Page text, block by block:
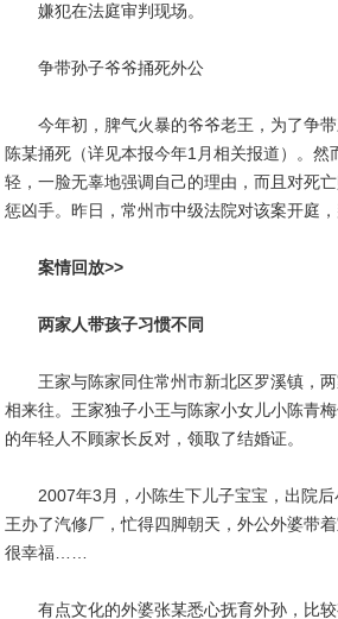
嫌犯在法庭审判现场。
争带孙子爷爷捅死外公
今年初，脾气火暴的爷爷老王，为了争带
陈某捅死（详见本报今年1月相关报道）。
轻，一脸无辜地强调自己的理由，而且对死
惩凶手。昨日，常州市中级法院对该案开庭
案情回放>>
两家人带孩子习惯不同
王家与陈家同住常州市新北区罗溪镇，两
相来往。王家独子小王与陈家小女儿小陈青
的年轻人不顾家长反对，领取了结婚证。
2007年3月，小陈生下儿子宝宝，出院后
王办了汽修厂，忙得四脚朝天，外公外婆带
很幸福……
有点文化的外婆张某悉心抚育外孙，比较